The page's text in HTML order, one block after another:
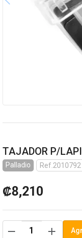
TAJADOR P/
Palladio Ref.2010792
₡8,210
remove add